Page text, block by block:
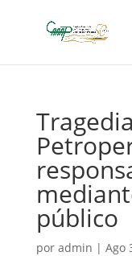
público
por admin | Ago